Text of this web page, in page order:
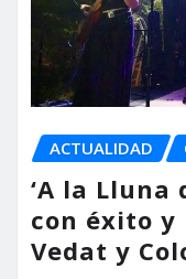
ACTUALIDAD
‘A la Lluna
con éxito y
Vedat y